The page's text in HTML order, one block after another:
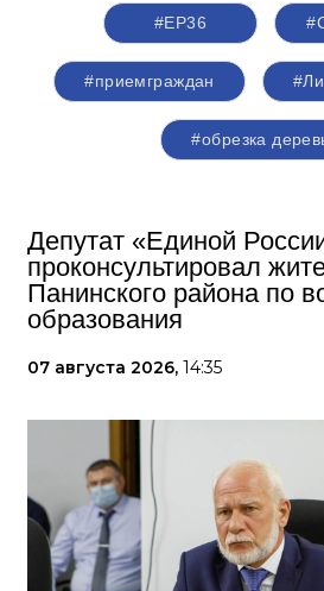
#ЕР36
#приемграждан
#обрезка
Депутат «Единой
проконсультировал
Панинского района по
образования
07 августа 2026, 14:35